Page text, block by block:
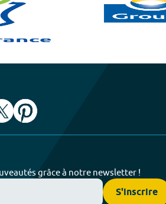
grâce à notre newsletter !
S'inscrire